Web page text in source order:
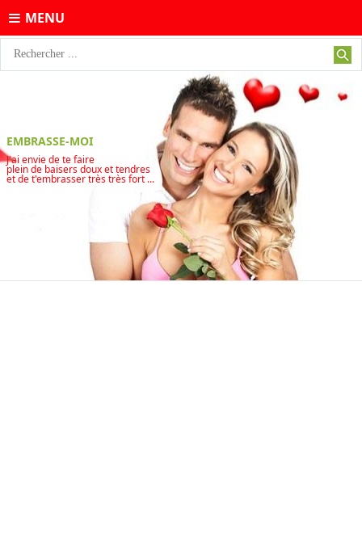
MENU
EMBRASSE-MOI
J'ai envie de te faire
plein de baisers doux et tendres
et de t'embrasser très très fort ...